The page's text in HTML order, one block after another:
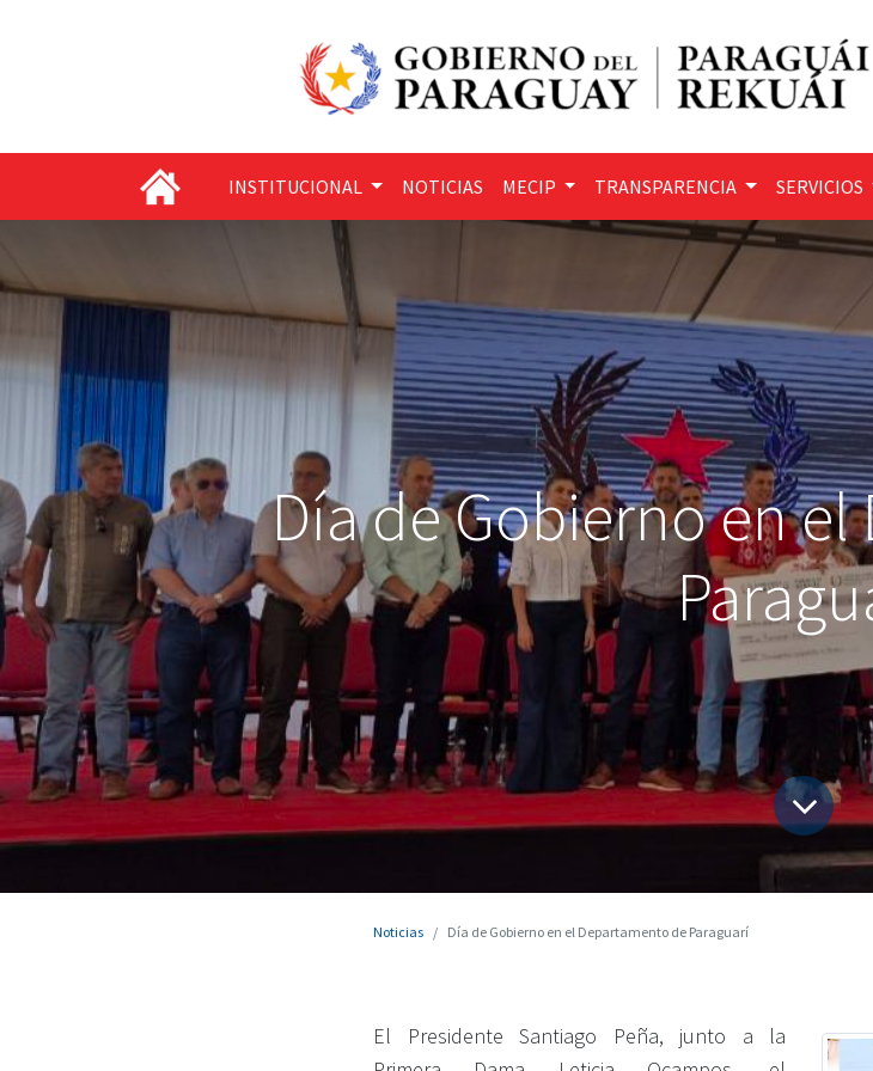
INSTITUCIONAL NOTICIAS MECIP TRANSPARENCIA SERVICIOS
Día de Gobierno en
Noticias Día de Gobierno en el Departamento de Paraguarí
El Presidente Santiago Peña, junto a la